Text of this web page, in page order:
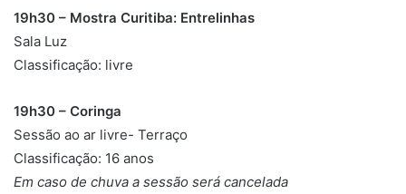
19h30 – Mostra Curitiba: Entrelinhas
Sala Luz
Classificação: livre
19h30 – Coringa
Sessão ao ar livre- Terraço
Classificação: 16 anos
Em caso de chuva a sessão será cancelada